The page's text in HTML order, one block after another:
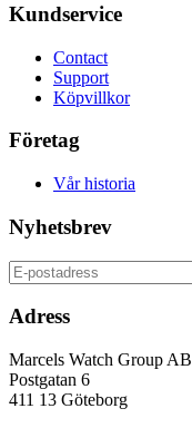
Kundservice
Contact
Support
Köpvillkor
Företag
Vår historia
Nyhetsbrev
Adress
Marcels Watch Group AB
Postgatan 6
411 13 Göteborg